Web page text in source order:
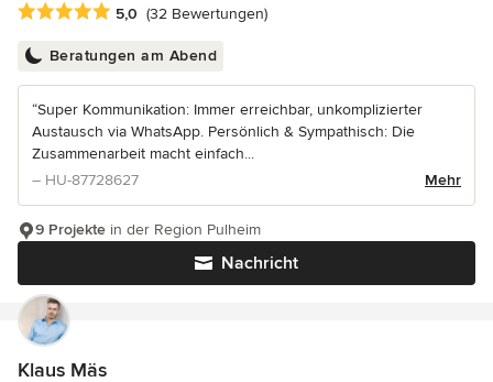
Durchschnittliche Bewertung: 5 von 5 Sternen
5,0 (32 Bewertungen)
Beratungen am Abend
“Super Kommunikation: Immer erreichbar, unkomplizierter
Austausch via WhatsApp. Persönlich & Sympathisch: Die
Zusammenarbeit macht einfach...
– HU-87728627
Mehr
Nachricht
9 Projekte in der Region Pulheim
Klaus Mäs